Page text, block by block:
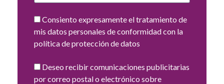
Consiento expresamente el tratamiento de
mis datos personales de conformidad con la
política de protección de datos
Deseo recibir comunicaciones publicitarias
por correo postal o electrónico sobre